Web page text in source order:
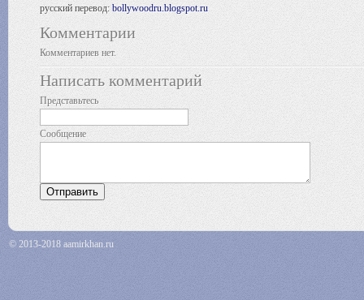
русский перевод: bollywoodru.blogspot.ru
Комментарии
Комментариев нет.
Написать комментарий
Представьтесь
Сообщение
© 2013-2018 aamirkhan.ru